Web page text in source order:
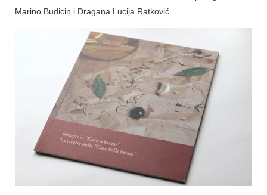
Marino Budicin i Dragana Lucija Ratković.